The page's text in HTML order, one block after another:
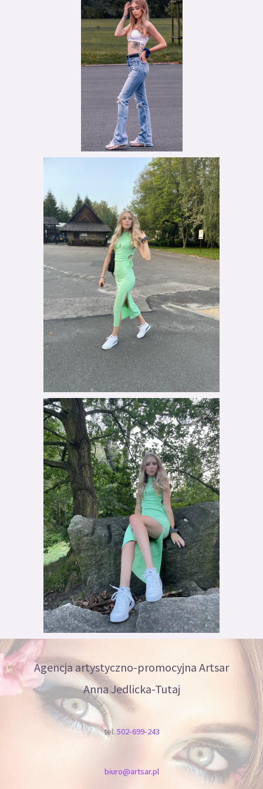
Agencja artystyczno-promocyjna Artsar
Anna Jedlicka-Tutaj
tel. 502-699-243
biuro@artsar.pl